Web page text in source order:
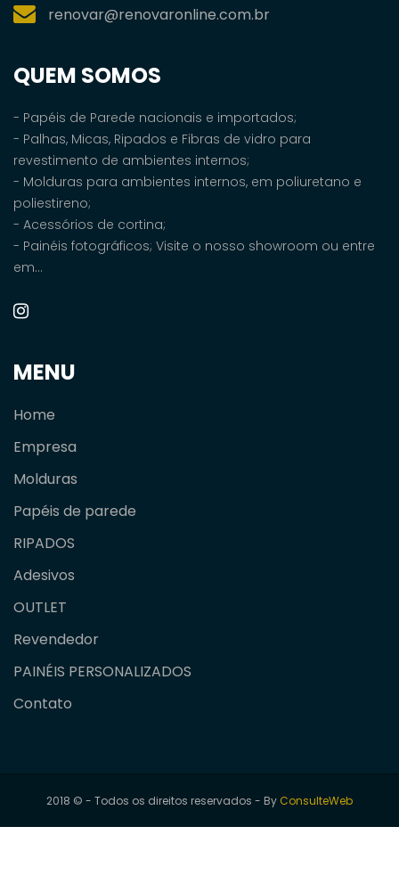
renovar@renovaronline.com.br
QUEM SOMOS
- Papéis de Parede nacionais e importados;
- Palhas, Micas, Ripados e Fibras de vidro para
revestimento de ambientes internos;
- Molduras para ambientes internos, em poliuretano e
poliestireno;
- Acessórios de cortina;
- Painéis fotográficos; Visite o nosso showroom ou entre
em...
MENU
Home
Empresa
Molduras
Papéis de parede
RIPADOS
Adesivos
OUTLET
Revendedor
PAINÉIS PERSONALIZADOS
Contato
2018 © - Todos os direitos reservados - By ConsulteWeb